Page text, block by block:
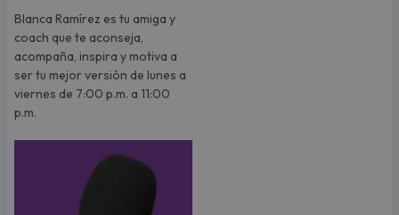
Blanca Ramírez es tu amiga y
coach que te aconseja,
acompaña, inspira y motiva a
ser tu mejor versión de lunes a
viernes de 7:00 p.m. a 11:00
p.m.